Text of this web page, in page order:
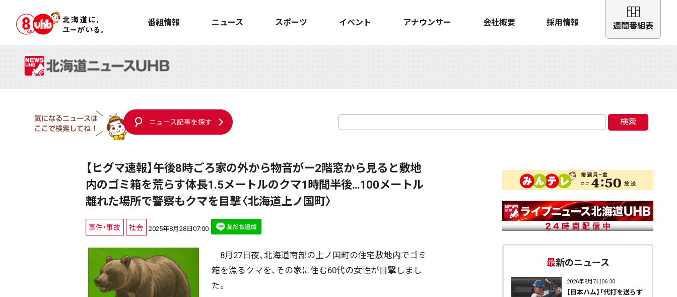
番組情報 ニュース スポーツ イベント アナウンサー 会社概要 採用情報 週間番組表
ニュース記事を探す 検索
【ヒグマ速報】午後8時ごろ家の外から物音がー2階窓から見ると敷地
内のゴミ箱を荒らす体長1.5メートルのクマ1時間半後…100メートル
離れた場所で警察もクマを目撃〈北海道上ノ国町〉
事件・事故 社会 2025年8月28日07:00
8月27日夜、北海道南部の上ノ国町の住宅敷地内でゴミ
箱を漁るクマを、その家に住む60代の女性が目撃しまし
た。
最新のニュース
2026年8月7日06:30
【日本ハム】「代打を送らず